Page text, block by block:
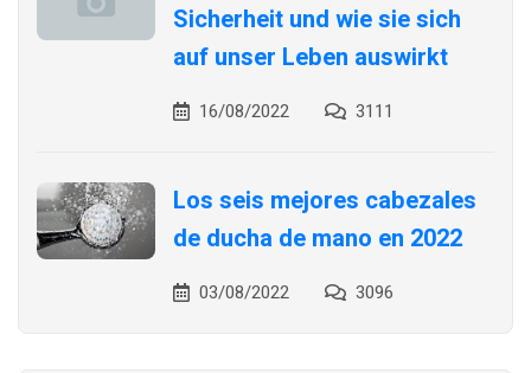
Sicherheit und wie sie sich
auf unser Leben auswirkt
16/08/2022 3111
Los seis mejores cabezales
de ducha de mano en 2022
03/08/2022 3096